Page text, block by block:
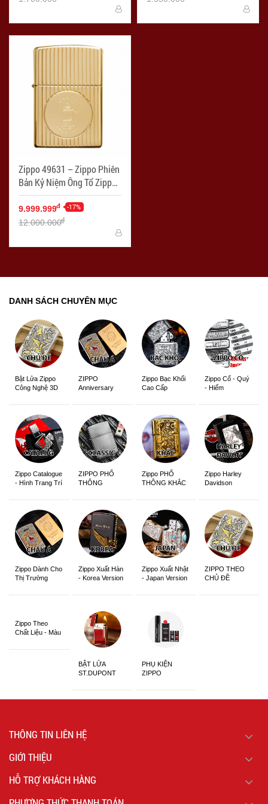
Zippo 49631 – Zippo Phiên
Bản Kỷ Niệm Ông Tổ Zippo
Mạ Vàng 18K - Mã SP:
ZPC3311
9.999.999đ -17%
12.000.000đ
DANH SÁCH CHUYÊN MỤC
Bật Lửa Zippo
Công Nghệ 3D
ZIPPO
Anniversary
Zippo Bạc Khối
Cao Cấp
Zippo Cổ - Quý
- Hiếm
Zippo Catalogue
- Hình Trang Trí
ZIPPO PHỔ
THÔNG
Zippo PHỔ
THÔNG KHẮC
Zippo Harley
Davidson
Zippo Dành Cho
Thị Trường
Zippo Xuất Hàn
- Korea Version
Zippo Xuất Nhật
- Japan Version
ZIPPO THEO
CHỦ ĐỀ
Zippo Theo
Chất Liệu - Màu
BẬT LỬA
ST.DUPONT
PHỤ KIỆN
ZIPPO
THÔNG TIN LIÊN HỆ
GIỚI THIỆU
HỖ TRỢ KHÁCH HÀNG